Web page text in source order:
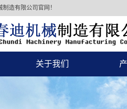
造有限公司官网！
关于我们
公司简介
公司资质
涂
环